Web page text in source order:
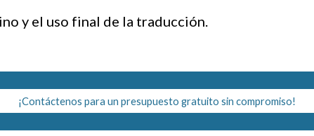
y el uso final de la traducción.
¡Contáctenos para un presupuesto gratuito sin compromiso!